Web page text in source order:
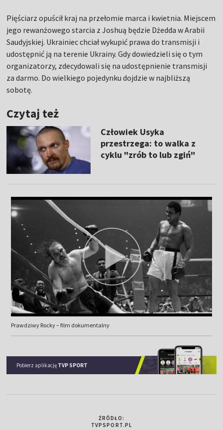
Pięściarz opuścił kraj na przełomie marca i kwietnia. Miejscem
jego rewanżowego starcia z Joshuą będzie Dżedda w Arabii
Saudyjskiej. Ukrainiec chciał wykupić prawa do transmisji i
udostępnić ją na terenie Ukrainy. Gdy dowiedzieli się o tym
organizatorzy, zdecydowali się na udostępnienie transmisji
za darmo. Do wielkiego pojedynku dojdzie w najbliższą
sobotę.
Czytaj też
Człowiek Usyka
przestrzega: to walka z
cyklu "zrób to lub zgiń"
Prawdziwy Rocky – film dokumentalny
Pobierz aplikację TVP SPORT
ŹRÓDŁO:
TVPSPORT.PL